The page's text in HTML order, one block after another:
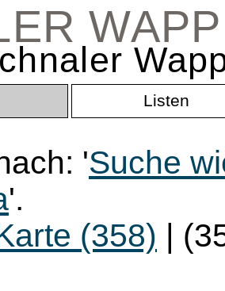
Listen
'Suche
'.
(358) |